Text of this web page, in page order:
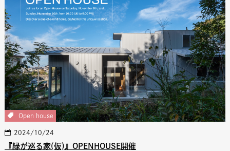
2024/10/24
Open house
『緑が巡る家(仮)』OPENHOUSE開催